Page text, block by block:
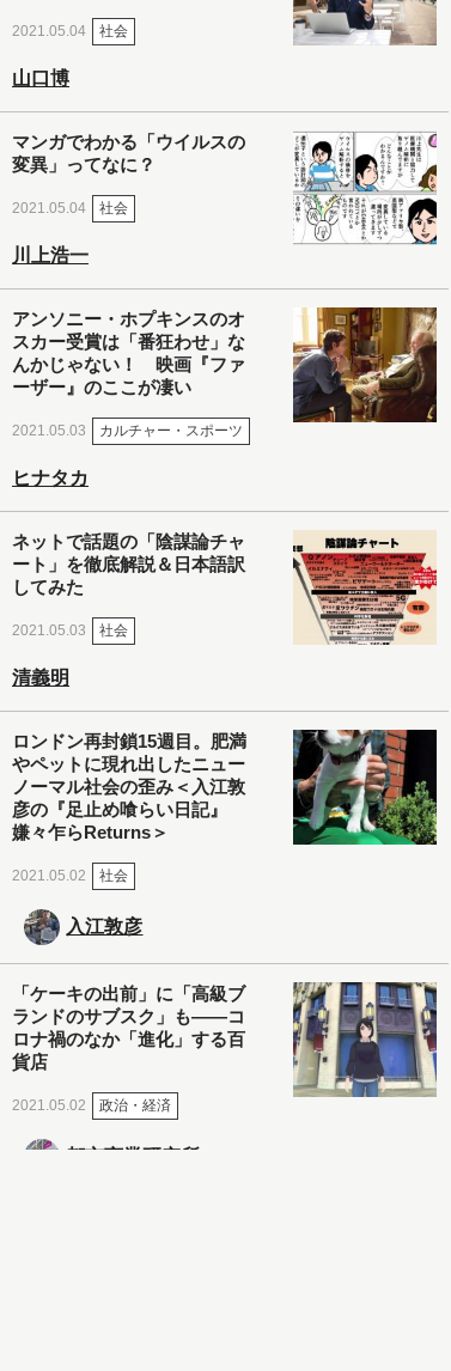
2021.05.04 社会
山口博
マンガでわかる「ウイルスの
変異」ってなに？
2021.05.04 社会
川上浩一
アンソニー・ホプキンスのオ
スカー受賞は「番狂わせ」な
んかじゃない！ 映画『ファ
ーザー』のここが凄い
2021.05.03 カルチャー・スポーツ
ヒナタカ
ネットで話題の「陰謀論チャ
ート」を徹底解説＆日本語訳
してみた
2021.05.03 社会
清義明
ロンドン再封鎖15週目。肥満
やペットに現れ出したニュー
ノーマル社会の歪み＜入江敦
彦の『足止め喰らい日記』
嫌々乍らReturns＞
2021.05.02 社会
入江敦彦
「ケーキの出前」に「高級ブ
ランドのサブスク」も――コ
ロナ禍のなか「進化」する百
貨店
2021.05.02 政治・経済
都市商業研究所